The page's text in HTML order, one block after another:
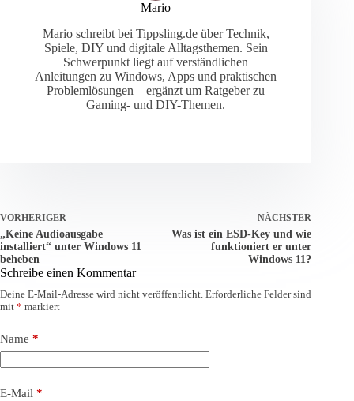
Mario
Mario schreibt bei Tippsling.de über Technik,
Spiele, DIY und digitale Alltagsthemen. Sein
Schwerpunkt liegt auf verständlichen
Anleitungen zu Windows, Apps und praktischen
Problemlösungen – ergänzt um Ratgeber zu
Gaming- und DIY-Themen.
VORHERIGER
„Keine Audioausgabe
installiert“ unter Windows 11
beheben
NÄCHSTER
Was ist ein ESD-Key und wie
funktioniert er unter
Windows 11?
Schreibe einen Kommentar
Deine E-Mail-Adresse wird nicht veröffentlicht. Erforderliche Felder sind
mit * markiert
Name *
E-Mail *